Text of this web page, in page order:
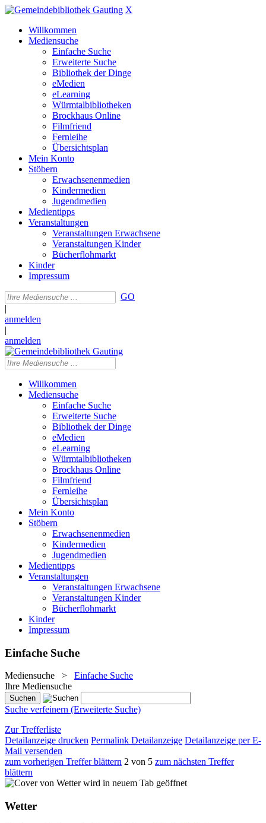
X
Willkommen
Mediensuche
Einfache Suche
Erweiterte Suche
Bibliothek der Dinge
eMedien
eLearning
Würmtalbibliotheken
Brockhaus Online
Filmfriend
Fernleihe
Übersichtsplan
Mein Konto
Stöbern
Erwachsenenmedien
Kindermedien
Jugendmedien
Medientipps
Veranstaltungen
Veranstaltungen Erwachsene
Veranstaltungen Kinder
Bücherflohmarkt
Kinder
Impressum
GO
|
anmelden
|
anmelden
Willkommen
Mediensuche
Einfache Suche
Erweiterte Suche
Bibliothek der Dinge
eMedien
eLearning
Würmtalbibliotheken
Brockhaus Online
Filmfriend
Fernleihe
Übersichtsplan
Mein Konto
Stöbern
Erwachsenenmedien
Kindermedien
Jugendmedien
Medientipps
Veranstaltungen
Veranstaltungen Erwachsene
Veranstaltungen Kinder
Bücherflohmarkt
Kinder
Impressum
Einfache Suche
Mediensuche > Einfache Suche
Ihre Mediensuche
Suche verfeinern (Erweiterte Suche)
Zur Trefferliste
Detailanzeige drucken Permalink Detailanzeige Detailanzeige per E-
Mail versenden
zum vorherigen Treffer blättern 2 von 5 zum nächsten Treffer
blättern
wird in neuem Tab geöffnet
Wetter